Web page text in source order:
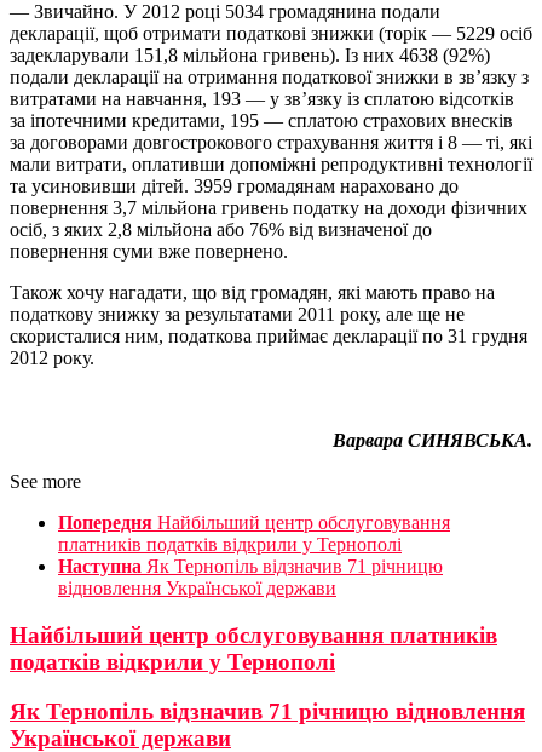
— Звичайно. У 2012 році 5034 громадянина подали
декларації, щоб отримати податкові знижки (торік — 5229 осіб
задекларували 151,8 мільйона гривень). Із них 4638 (92%)
подали декларації на отримання податкової знижки в зв’язку з
витратами на навчання, 193 — у зв’язку із сплатою відсотків
за іпотечними кредитами, 195 — сплатою страхових внесків
за договорами довгострокового страхування життя і 8 — ті, які
мали витрати, оплативши допоміжні репродуктивні технології
та усиновивши дітей. 3959 громадянам нараховано до
повернення 3,7 мільйона гривень податку на доходи фізичних
осіб, з яких 2,8 мільйона або 76% від визначеної до
повернення суми вже повернено.
Також хочу нагадати, що від громадян, які мають право на
податкову знижку за результатами 2011 року, але ще не
скористалися ним, податкова приймає декларації по 31 грудня
2012 року.
Варвара СИНЯВСЬКА.
See more
Попередня Найбільший центр обслуговування
платників податків відкрили у Тернополі
Наступна Як Тернопіль відзначив 71 річницю
відновлення Української держави
Найбільший центр обслуговування платників
податків відкрили у Тернополі
Як Тернопіль відзначив 71 річницю відновлення
Української держави